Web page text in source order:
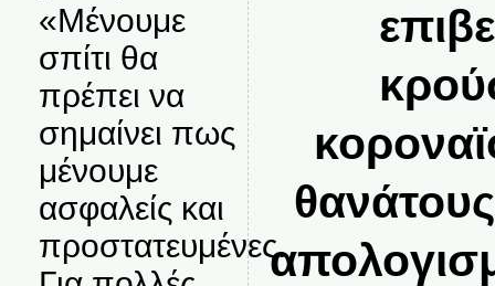
«Μένουμε
σπίτι θα
πρέπει να
σημαίνει πως
μένουμε
ασφαλείς και
προστατευμένες.